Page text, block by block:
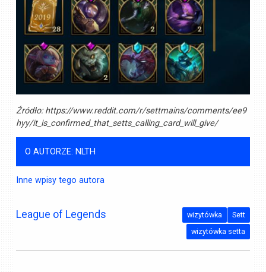
Źródło:https://www.reddit.com/r/settmains/comments/ee9
hyy/it_is_confirmed_that_setts_calling_card_will_give/
O AUTORZE: NLTH
Inne wpisy tego autora
League of Legends Sett
wizytówka
wizytówka setta